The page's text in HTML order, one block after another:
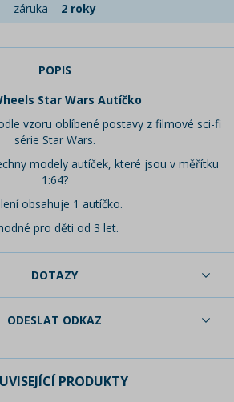
záruka
2 roky
POPIS
Star Wars Autíčko
vzoru oblíbené postavy z filmové sci-fi
série Star Wars.
modely autíček, které jsou v měřítku
1:64?
obsahuje 1 autíčko.
pro děti od 3 let.
DOTAZY
ODESLAT ODKAZ
PRODUKTY